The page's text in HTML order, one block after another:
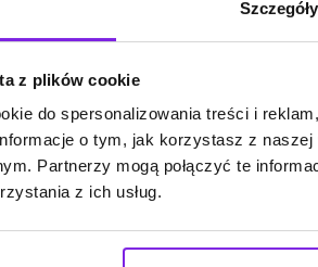
Szczegóły
z plików cookie
do spersonalizowania treści i
o tym, jak korzystasz z
Partnerzy mogą połączyć te
z ich usług.
jak
Jakie są funkcje AI
Ads?
Marketing